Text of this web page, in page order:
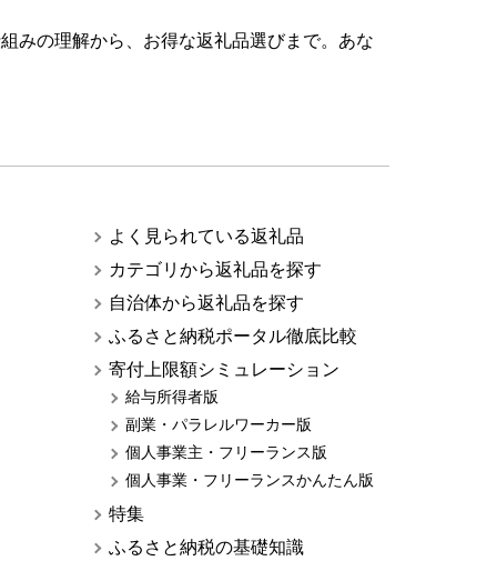
みの理解から、お得な返礼品選びまで。あな
よく見られている返礼品
カテゴリから返礼品を探す
自治体から返礼品を探す
ふるさと納税ポータル徹底比較
寄付上限額シミュレーション
給与所得者版
副業・パラレルワーカー版
個人事業主・フリーランス版
個人事業・フリーランスかんたん版
特集
ふるさと納税の基礎知識